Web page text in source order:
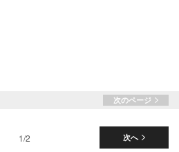
次のページ
次へ
1/2